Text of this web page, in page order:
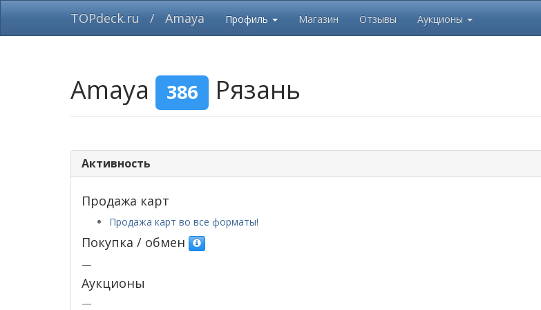
TOPdeck.ru / Amaya Профиль Магазин Отзывы Аукционы
Amaya 386 Рязань
Активность
Продажа карт
Продажа карт во все форматы!
Покупка / обмен
—
Аукционы
—